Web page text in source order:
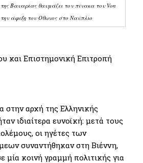
της Βαυαρίας θαυμάζει τον πίνακα του Von
άφιξη του Οθωνος στο Ναύπλιο
και Επιστημονική Επιτροπή
στην αρχή της Ελληνικής
ιδιαίτερα ευνοϊκή: μετά τους
οι ηγέτες των
συναντήθηκαν στη Βιέννη,
μία κοινή γραμμή πολιτικής για